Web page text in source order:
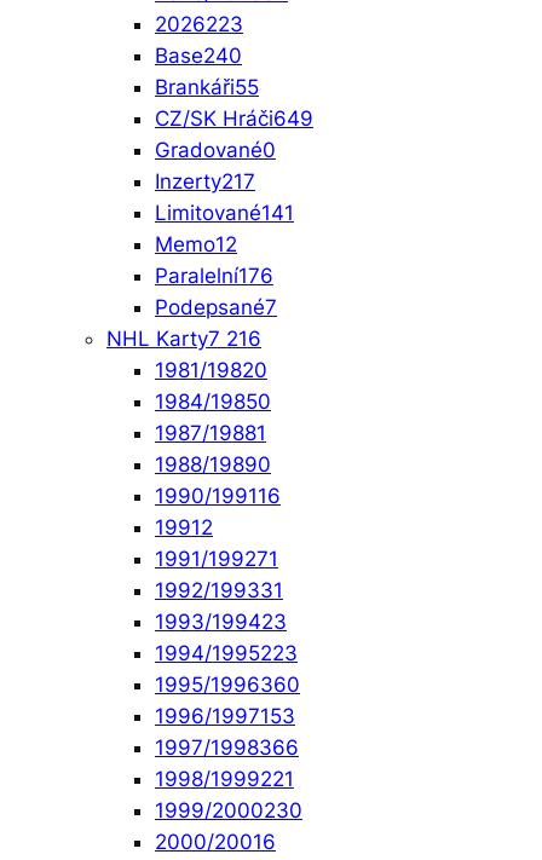
2026223
Base240
Brankáři55
CZ/SK Hráči649
Gradované0
Inzerty217
Limitované141
Memo12
Paralelní176
Podepsané7
NHL Karty7 216
1981/19820
1984/19850
1987/19881
1988/19890
1990/199116
19912
1991/199271
1992/199331
1993/199423
1994/1995223
1995/1996360
1996/1997153
1997/1998366
1998/1999221
1999/2000230
2000/20016